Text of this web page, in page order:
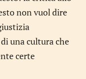
non vuol dire
una cultura che
certe